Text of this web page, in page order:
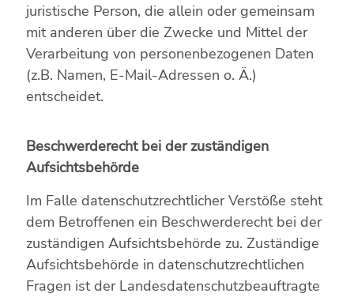
juristische Person, die allein oder gemeinsam
mit anderen über die Zwecke und Mittel der
Verarbeitung von personenbezogenen Daten
(z.B. Namen, E-Mail-Adressen o. Ä.)
entscheidet.
Beschwerderecht bei der zuständigen
Aufsichtsbehörde
Im Falle datenschutzrechtlicher Verstöße steht
dem Betroffenen ein Beschwerderecht bei der
zuständigen Aufsichtsbehörde zu. Zuständige
Aufsichtsbehörde in datenschutzrechtlichen
Fragen ist der Landesdatenschutzbeauftragte